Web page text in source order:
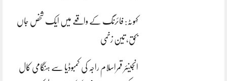
کہوٹہ: فائرنگ کے واقعے میں ایک شخص جاں
بحق، تین زخمی
انجینئر قمراسلام راجہ کی کمبوڈیا سے ہنگامی کال